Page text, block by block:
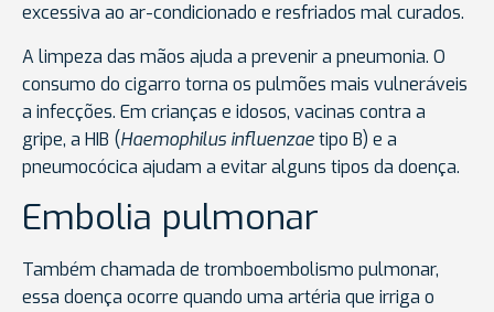
excessiva ao ar-condicionado e resfriados mal curados.
A limpeza das mãos ajuda a prevenir a pneumonia. O
consumo do cigarro torna os pulmões mais vulneráveis
a infecções. Em crianças e idosos, vacinas contra a
gripe, a HIB (Haemophilus influenzaetipo B) e a
pneumocócica ajudam a evitar alguns tipos da doença.
Embolia pulmonar
Também chamada de tromboembolismo pulmonar,
essa doença ocorre quando uma artéria que irriga o